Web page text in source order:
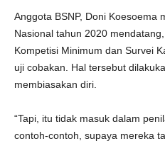
Anggota BSNP, Doni Koesoema
Nasional tahun 2020
Kompetisi Minimum dan Survei
uji cobakan. Hal tersebut
membiasakan diri.
“Tapi, itu tidak masuk dalam
contoh-contoh, supaya mereka